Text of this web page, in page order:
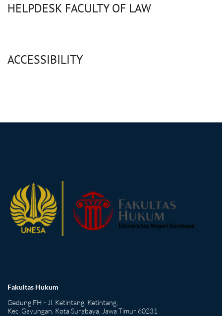
HELPDESK FACULTY OF LAW
ACCESSIBILITY
Fakultas Hukum
Gedung FH - Jl. Ketintang, Ketintang,
Kec. Gayungan, Kota Surabaya, Jawa Timur 60231